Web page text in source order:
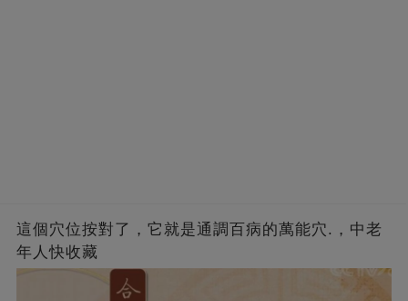
這個穴位按對了，它就是通調百病的萬能穴.，中老
年人快收藏